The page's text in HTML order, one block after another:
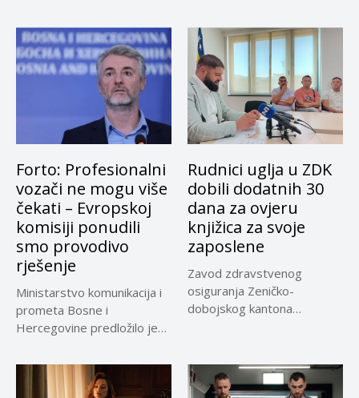
Forto: Profesionalni
vozači ne mogu više
čekati – Evropskoj
komisiji ponudili
smo provodivo
rješenje
Ministarstvo komunikacija i
prometa Bosne i
Hercegovine predložilo je
privremeno...
Rudnici uglja u ZDK
dobili dodatnih 30
dana za ovjeru
knjižica za svoje
zaposlene
Zavod zdravstvenog
osiguranja Zeničko-
dobojskog kantona